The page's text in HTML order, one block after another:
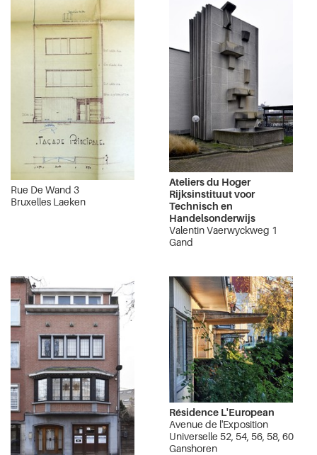
Rue De Wand 3
Bruxelles Laeken
Ateliers du Hoger
Rijksinstituut voor
Technisch en
Handelsonderwijs
Valentin Vaerwyckweg 1
Gand
Résidence L'European
Avenue de l'Exposition
Universelle 52, 54, 56, 58, 60
Ganshoren